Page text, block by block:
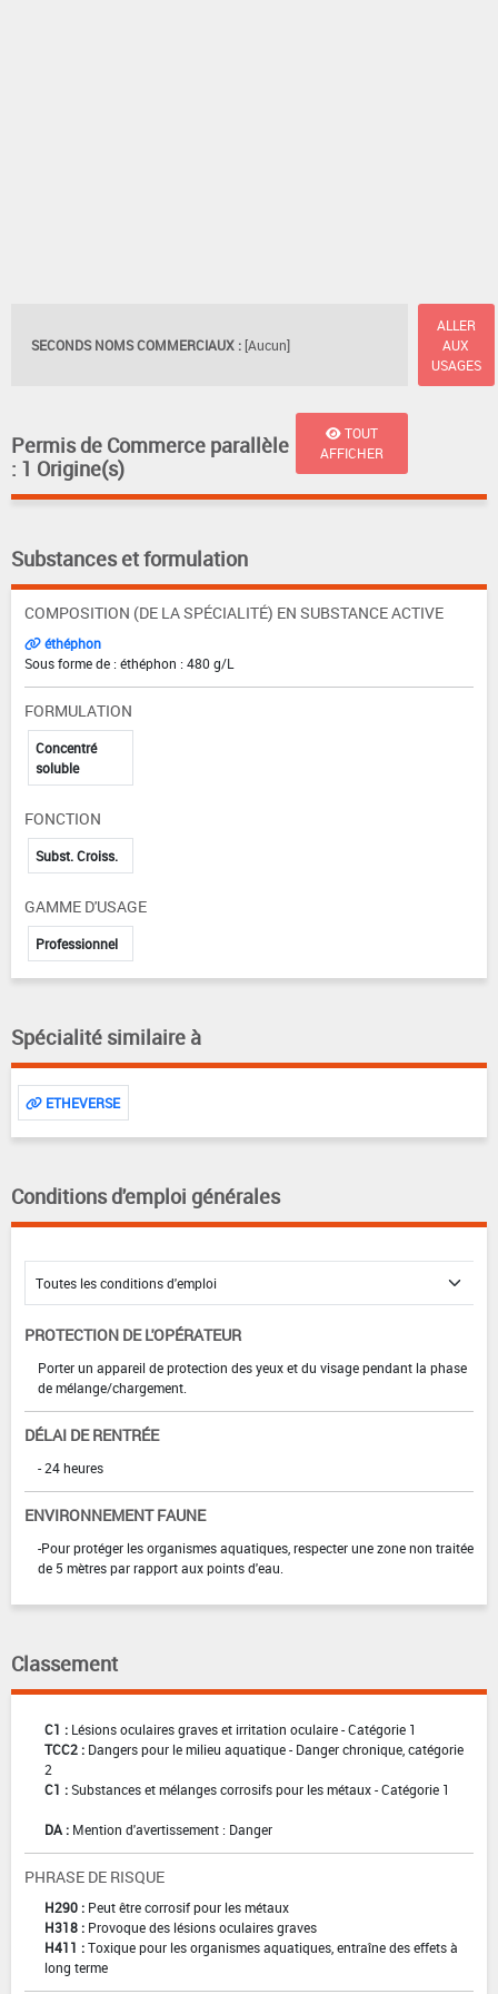
SECONDS NOMS COMMERCIAUX : [Aucun]
ALLER
AUX
USAGES
Permis de Commerce parallèle
: 1 Origine(s)
TOUT
AFFICHER
Substances et formulation
COMPOSITION (DE LA SPÉCIALITÉ) EN SUBSTANCE ACTIVE
éthéphon
Sous forme de : éthéphon : 480 g/L
FORMULATION
Concentré
soluble
FONCTION
Subst. Croiss.
GAMME D'USAGE
Professionnel
Spécialité similaire à
ETHEVERSE
Conditions d'emploi générales
PROTECTION DE L'OPÉRATEUR
Porter un appareil de protection des yeux et du visage pendant la phase
de mélange/chargement.
DÉLAI DE RENTRÉE
- 24 heures
ENVIRONNEMENT FAUNE
-Pour protéger les organismes aquatiques, respecter une zone non traitée
de 5 mètres par rapport aux points d'eau.
Classement
C1 : Lésions oculaires graves et irritation oculaire - Catégorie 1
TCC2 : Dangers pour le milieu aquatique - Danger chronique, catégorie
2
C1 :Substances et mélanges corrosifs pour les métaux - Catégorie 1
DA : Mention d'avertissement : Danger
PHRASE DE RISQUE
H290 : Peut être corrosif pour les métaux
H318 : Provoque des lésions oculaires graves
H411 :Toxique pour les organismes aquatiques, entraîne des effets à
long terme